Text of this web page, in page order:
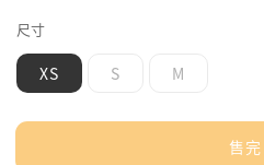
尺寸
XS S M
售完